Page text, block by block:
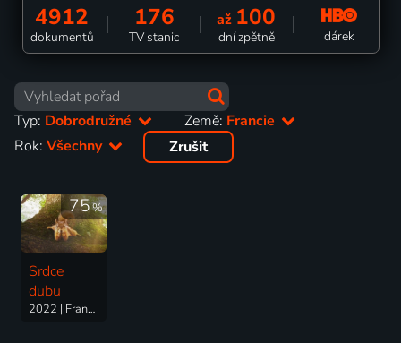
4912
dokumentů
176
TV stanic
až 100
dní zpětně dárek
Typ: Dobrodružné Země: Francie
Rok: Všechny Zrušit
75%
Srdce
dubu
2022 | Francie | Dobrodružný, Rodinný